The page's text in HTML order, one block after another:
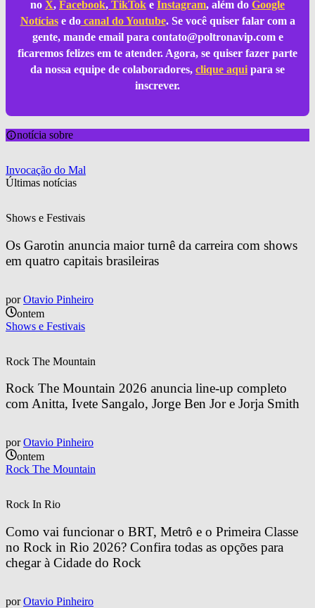
no X, Facebook, TikTok e Instagram, além do Google
Notíciase docanal do Youtube. Se você quiser falar com a
gente, mande email para contato@poltronavip.come
ficaremos felizes em te atender. Agora, se quiser fazer parte
da nossa equipe de colaboradores, clique aqui para se
inscrever.
notícia sobre
Invocação do Mal
Últimas notícias
Shows e Festivais
Os Garotin anuncia maior turnê da carreira com shows
em quatro capitais brasileiras
por Otavio Pinheiro
ontem
Shows e Festivais
Rock The Mountain
Rock The Mountain 2026 anuncia line-up completo
com Anitta, Ivete Sangalo, Jorge Ben Jor e Jorja Smith
por Otavio Pinheiro
ontem
Rock The Mountain
Rock In Rio
Como vai funcionar o BRT, Metrô e o Primeira Classe
no Rock in Rio 2026? Confira todas as opções para
chegar à Cidade do Rock
por Otavio Pinheiro